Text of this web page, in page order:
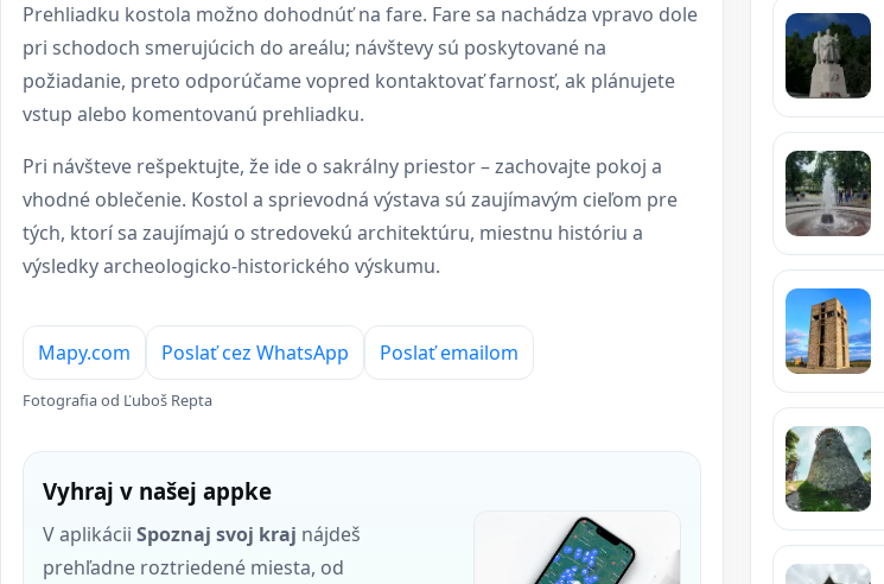
Prehliadku kostola možno dohodnúť na fare. Fare sa nachádza vpravo dole
pri schodoch smerujúcich do areálu; návštevy sú poskytované na
požiadanie, preto odporúčame vopred kontaktovať farnosť, ak plánujete
vstup alebo komentovanú prehliadku.
Pri návšteve rešpektujte, že ide o sakrálny priestor – zachovajte pokoj a
vhodné oblečenie. Kostol a sprievodná výstava sú zaujímavým cieľom pre
tých, ktorí sa zaujímajú o stredovekú architektúru, miestnu históriu a
výsledky archeologicko-historického výskumu.
Mapy.com Poslať cez WhatsApp Poslať emailom
Fotografia od Ľuboš Repta
Vyhraj v našej appke
V aplikácii Spoznaj svoj kraj nájdeš
prehľadne roztriedené miesta, od